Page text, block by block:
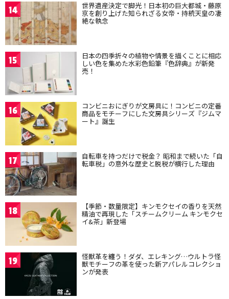
14 世界遺産決定で脚光！日本初の巨大都城・藤原
京を創り上げた知られざる女帝・持統天皇の凄
絶な執念
15 日本の四季折々の植物や情景を描くことに相応
しい色を集めた水彩色鉛筆『色辞典』が新発
売！
16 コンビニおにぎりが文房具に！コンビニの定番
商品をモチーフにした文房具シリーズ『ジムマ
ート』誕生
17 自転車を持つだけで税金？ 昭和まで続いた「自
転車税」の意外な歴史と脱税が横行した理由
18 【季節・数量限定】キンモクセイの香りを天然
精油で再現した「スチームクリーム キンモクセ
イ&茶」新登場
19 怪獣革を纏う！ダダ、エレキング…ウルトラ怪
獣モチーフの革を使った新アパレルコレクショ
ンが発表